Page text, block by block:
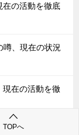
在の活動を徹底
噂、現在の状況
現在の活動を徹
の有無を徹底
TOPへ